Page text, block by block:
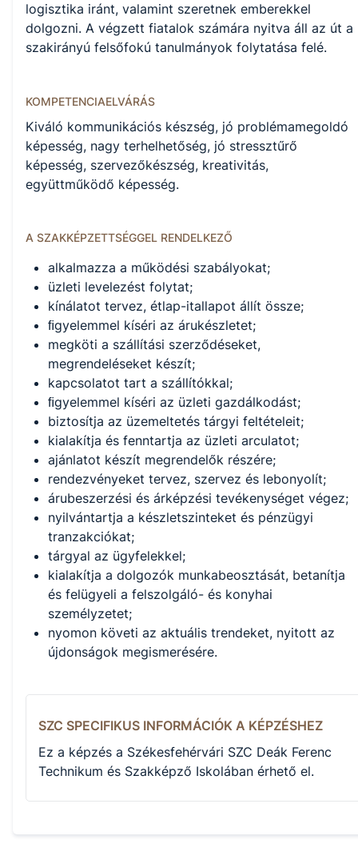
Székesfehérvári SZC Deák Ferenc Technikum és Szakképző
Iskola (igazgató: Bánfalvi Róbert)
logisztika iránt, valamint szeretnek emberekkel
dolgozni. A végzett fiatalok számára nyitva áll az út a
szakirányú felsőfokú tanulmányok folytatása felé.
KOMPETENCIAELVÁRÁS
Kiváló kommunikációs készség, jó problémamegoldó
képesség, nagy terhelhetőség, jó stressztűrő
képesség, szervezőkészség, kreativitás,
együttműködő képesség.
A SZAKKÉPZETTSÉGGEL RENDELKEZŐ
alkalmazza a működési szabályokat;
üzleti levelezést folytat;
kínálatot tervez, étlap-itallapot állít össze;
ﬁgyelemmel kíséri az árukészletet;
megköti a szállítási szerződéseket,
megrendeléseket készít;
kapcsolatot tart a szállítókkal;
ﬁgyelemmel kíséri az üzleti gazdálkodást;
biztosítja az üzemeltetés tárgyi feltételeit;
kialakítja és fenntartja az üzleti arculatot;
ajánlatot készít megrendelők részére;
rendezvényeket tervez, szervez és lebonyolít;
árubeszerzési és árképzési tevékenységet végez;
nyilvántartja a készletszinteket és pénzügyi
tranzakciókat;
tárgyal az ügyfelekkel;
kialakítja a dolgozók munkabeosztását, betanítja
és felügyeli a felszolgáló- és konyhai
személyzetet;
nyomon követi az aktuális trendeket, nyitott az
újdonságok megismerésére.
SZC SPECIFIKUS INFORMÁCIÓK A KÉPZÉSHEZ
Ez a képzés a Székesfehérvári SZC Deák Ferenc
Technikum és Szakképző Iskolában érhető el.